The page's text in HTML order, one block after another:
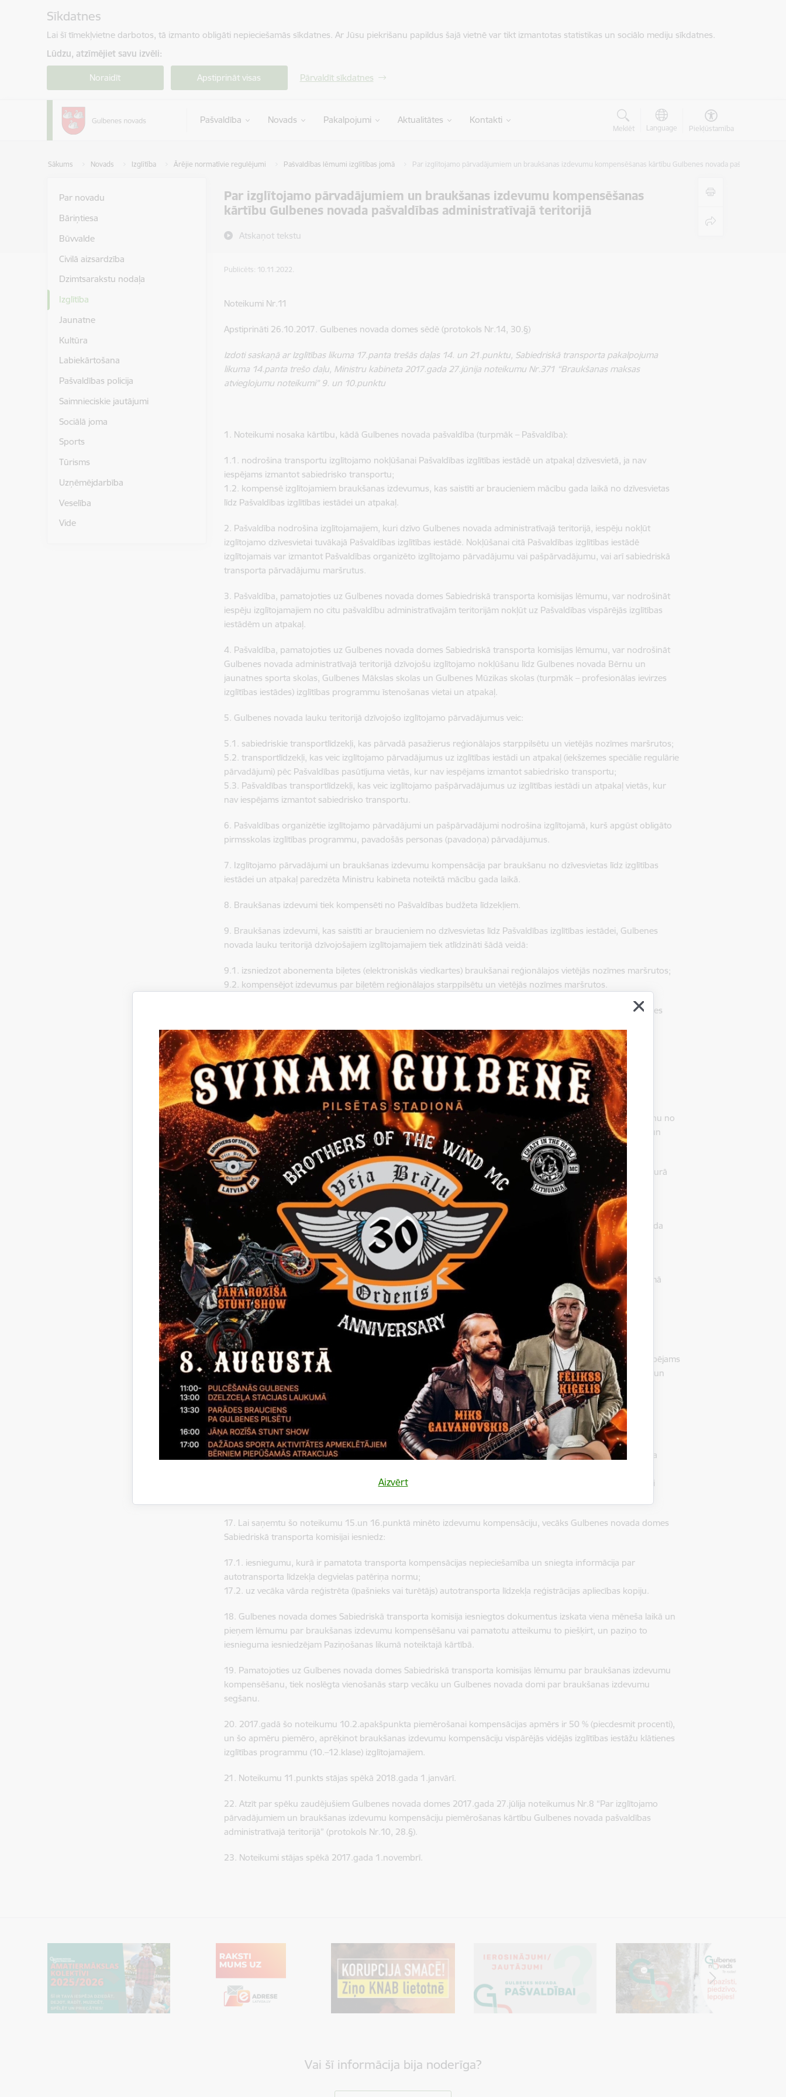
Sīkdatnes
Lai šī tīmekļvietne darbotos, tā izmanto obligāti nepieciešamās sīkdatnes. Ar Jūsu piekrišanu papildus šajā vietnē var tikt izmantotas statistikas un sociālo mediju sīkdatnes.
Lūdzu, atzīmējiet savu izvēli:
Noraidīt Apstiprināt visas Pārvaldīt sīkdatnes
Pašvaldība Novads Pakalpojumi Aktualitātes Kontakti
Meklēt Language Piekļūstamība
Sākums Novads Izglītība Ārējie normatīvie regulējumi Pašvaldības lēmumi izglītības jomā Par izglītojamo pārvadājumiem un braukšanas izdevumu kompensēšanas kārtību Gulbenes novada pašvaldības
Par izglītojamo pārvadājumiem un braukšanas izdevumu kompensēšanas
kārtību Gulbenes novada pašvaldības administratīvajā teritorijā
Atskaņot tekstu
Aizvērt
Par novadu
Bāriņtiesa
Būvvalde
Civilā aizsardzība
Dzimtsarakstu nodaļa
Izglītība
Jaunatne
Kultūra
Labiekārtošana
Pašvaldības policija
Saimnieciskie jautājumi
Sociālā joma
Sports
Tūrisms
Uzņēmējdarbība
Veselība
Vide
Publicēts: 10.11.2022.
Noteikumi Nr.11
Apstiprināti 26.10.2017. Gulbenes novada domes sēdē (protokols Nr.14, 30.§)
Izdoti saskaņā ar Izglītības likuma 17.panta trešās daļas 14. un 21.punktu, Sabiedriskā transporta pakalpojuma
likuma 14.panta trešo daļu, Ministru kabineta 2017.gada 27.jūnija noteikumu Nr.371 “Braukšanas maksas
atvieglojumu noteikumi” 9. un 10.punktu
1. Noteikumi nosaka kārtību, kādā Gulbenes novada pašvaldība (turpmāk – Pašvaldība):
1.1. nodrošina transportu izglītojamo nokļūšanai Pašvaldības izglītības iestādē un atpakaļ dzīvesvietā, ja nav
iespējams izmantot sabiedrisko transportu;
1.2. kompensē izglītojamiem braukšanas izdevumus, kas saistīti ar braucieniem mācību gada laikā no dzīvesvietas
līdz Pašvaldības izglītības iestādei un atpakaļ.
2. Pašvaldība nodrošina izglītojamajiem, kuri dzīvo Gulbenes novada administratīvajā teritorijā, iespēju nokļūt
izglītojamo dzīvesvietai tuvākajā Pašvaldības izglītības iestādē. Nokļūšanai citā Pašvaldības izglītības iestādē
izglītojamais var izmantot Pašvaldības organizēto izglītojamo pārvadājumu vai pašpārvadājumu, vai arī sabiedriskā
transporta pārvadājumu maršrutus.
3. Pašvaldība, pamatojoties uz Gulbenes novada domes Sabiedriskā transporta komisijas lēmumu, var nodrošināt
iespēju izglītojamajiem no citu pašvaldību administratīvajām teritorijām nokļūt uz Pašvaldības vispārējās izglītības
iestādēm un atpakaļ.
4. Pašvaldība, pamatojoties uz Gulbenes novada domes Sabiedriskā transporta komisijas lēmumu, var nodrošināt
Gulbenes novada administratīvajā teritorijā dzīvojošu izglītojamo nokļūšanu līdz Gulbenes novada Bērnu un
jaunatnes sporta skolas, Gulbenes Mākslas skolas un Gulbenes Mūzikas skolas (turpmāk – profesionālas ievirzes
izglītības iestādes) izglītības programmu īstenošanas vietai un atpakaļ.
5. Gulbenes novada lauku teritorijā dzīvojošo izglītojamo pārvadājumus veic:
5.1. sabiedriskie transportlīdzekļi, kas pārvadā pasažierus reģionālajos starppilsētu un vietējās nozīmes maršrutos;
5.2. transportlīdzekļi, kas veic izglītojamo pārvadājumus uz izglītības iestādi un atpakaļ (iekšzemes speciālie regulārie
pārvadājumi) pēc Pašvaldības pasūtījuma vietās, kur nav iespējams izmantot sabiedrisko transportu;
5.3. Pašvaldības transportlīdzekļi, kas veic izglītojamo pašpārvadājumus uz izglītības iestādi un atpakaļ vietās, kur
nav iespējams izmantot sabiedrisko transportu.
6. Pašvaldības organizētie izglītojamo pārvadājumi un pašpārvadājumi nodrošina izglītojamā, kurš apgūst obligāto
pirmsskolas izglītības programmu, pavadošās personas (pavadoņa) pārvadājumus.
7. Izglītojamo pārvadājumi un braukšanas izdevumu kompensācija par braukšanu no dzīvesvietas līdz izglītības
iestādei un atpakaļ paredzēta Ministru kabineta noteiktā mācību gada laikā.
8. Braukšanas izdevumi tiek kompensēti no Pašvaldības budžeta līdzekļiem.
9. Braukšanas izdevumi, kas saistīti ar braucieniem no dzīvesvietas līdz Pašvaldības izglītības iestādei, Gulbenes
novada lauku teritorijā dzīvojošajiem izglītojamajiem tiek atlīdzināti šādā veidā:
9.1. izsniedzot abonementa biļetes (elektroniskās viedkartes) braukšanai reģionālajos vietējās nozīmes maršrutos;
9.2. kompensējot izdevumus par biļetēm reģionālajos starppilsētu un vietējās nozīmes maršrutos.
10. Braukšanas izdevumi, kas saistīti ar braucieniem no dzīvesvietas līdz Pašvaldības izglītības iestādei, Gulbenes
10.1. 100% apmērā – vispārējās pamatizglītības iestāžu (1.–9. klase) izglītojamajiem;
10.2. 100% apmērā – vispārējās vidējās izglītības iestāžu klātienes izglītības programmu (10.–12.klase)
izglītojamajiem;
10.3. 100% apmērā – profesionālās ievirzes izglītības iestāžu izglītojamajiem.
11. Braukšanas izdevumi Gulbenes novada administratīvajā teritorijā dzīvojošajam izglītojamajam par nokļūšanu no
dzīvesvietas līdz Pašvaldības profesionālas ievirzes izglītības iestādes izglītības programmu īstenošanas vietai un
atpakaļ tiek atlīdzināti šo noteikumu 9.punktā noteiktajos veidos 100% apmērā.
12. Vecāks vai likumiskais pārstāvis (turpmāk – vecāks), vai pilngadīgs izglītojamais iesniedz izglītības iestādē, kurā
mācās konkrētais izglītojamais, iesniegumu, kuram pievienotas kompensējamās biļetes (turpmāk – biļetes) un
norādīts bankas konts, uz kuru jāpārskaita kompensācija par braukšanas izdevumiem.
13. Līdz katra nākamā mēneša 5.datumam izglītības iestāde izvērtē iesniegumu un iesniedz to Gulbenes novada
domes Finanšu un ekonomikas nodaļā (turpmāk – nodaļa).
14. Kompensācija par braukšanas izdevumiem tiek apmaksāta 3 (trīs) darba dienu laikā pēc šo noteikumu
13.punktā minētā iesnieguma saņemšanas nodaļā, pārskaitot to uz izglītojamā vecāka vai pilngadīga izglītojamā
norādīto bankas kontu.
15. Pašvaldība var kompensēt vecākam vai pilngadīgajam izglītojamajam šādus izdevumus:
15.1. par Gulbenes novada lauku teritorijā dzīvojošā izglītojamā pārvadājumiem no dzīvesvietas līdz tuvākajai
izglītības iestādei un atpakaļ, ja izglītojamā nokļūšanai tuvākajā izglītības iestādē un atpakaļ dzīvesvietā nav iespējams
izmantot sabiedrisko transportu vai Pašvaldības organizētos izglītojamo pārvadājumus, vai pašpārvadājumus un
attālums līdz izglītības iestādei pārsniedz 3 (trīs) kilometrus;
15.2. par Gulbenes novada lauku teritorijā dzīvojošā izglītojamā pārvadājumiem no dzīvesvietas līdz tuvākajai
sabiedriskā transporta vai Pašvaldības organizēto izglītojamo pārvadājumu, vai pašpārvadājumu transporta
pieturvietai (turpmāk – pieturvieta) un atpakaļ, ja attālums līdz tai pārsniedz 3 (trīs) kilometrus.
16. Īpašos gadījumos, pamatojoties uz vecāka iesniegumu un Gulbenes novada domes Sabiedriskā transporta
dzīvojošā izglītojamā pārvadājumiem no dzīvesvietas līdz izglītības iestādei un atpakaļ, ja attālums līdz tuvākajai
17. Lai saņemtu šo noteikumu 15.un 16.punktā minēto izdevumu kompensāciju, vecāks Gulbenes novada domes
Sabiedriskā transporta komisijai iesniedz:
17.1. iesniegumu, kurā ir pamatota transporta kompensācijas nepieciešamība un sniegta informācija par
autotransporta līdzekļa degvielas patēriņa normu;
17.2. uz vecāka vārda reģistrēta (īpašnieks vai turētājs) autotransporta līdzekļa reģistrācijas apliecības kopiju.
18. Gulbenes novada domes Sabiedriskā transporta komisija iesniegtos dokumentus izskata viena mēneša laikā un
pieņem lēmumu par braukšanas izdevumu kompensēšanu vai pamatotu atteikumu to piešķirt, un paziņo to
iesnieguma iesniedzējam Paziņošanas likumā noteiktajā kārtībā.
19. Pamatojoties uz Gulbenes novada domes Sabiedriskā transporta komisijas lēmumu par braukšanas izdevumu
kompensēšanu, tiek noslēgta vienošanās starp vecāku un Gulbenes novada domi par braukšanas izdevumu
segšanu.
20. 2017.gadā šo noteikumu 10.2.apakšpunkta piemērošanai kompensācijas apmērs ir 50 % (piecdesmit procenti),
un šo apmēru piemēro, aprēķinot braukšanas izdevumu kompensāciju vispārējās vidējās izglītības iestāžu klātienes
izglītības programmu (10.–12.klase) izglītojamajiem.
21. Noteikumu 11.punkts stājas spēkā 2018.gada 1.janvārī.
22. Atzīt par spēku zaudējušiem Gulbenes novada domes 2017.gada 27.jūlija noteikumus Nr.8 “Par izglītojamo
pārvadājumiem un braukšanas izdevumu kompensāciju piemērošanas kārtību Gulbenes novada pašvaldības
administratīvajā teritorijā” (protokols Nr.10, 28.§).
23. Noteikumi stājas spēkā 2017.gada 1.novembrī.
Vai šī informācija bija noderīga?